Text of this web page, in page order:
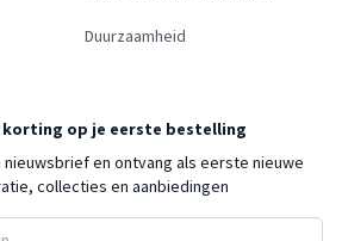
Duurzaamheid
korting op je eerste bestelling
en ontvang als eerste nieuwe
collecties en aanbiedingen